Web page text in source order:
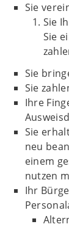
Sie
Sie
Sie
Sie
Sie
Ihre
Sie
neu
einem
nutzen
Ihr